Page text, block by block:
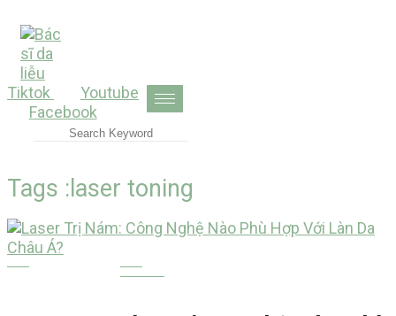
content
Tiktok
Youtube
Facebook
Tags :laser toning